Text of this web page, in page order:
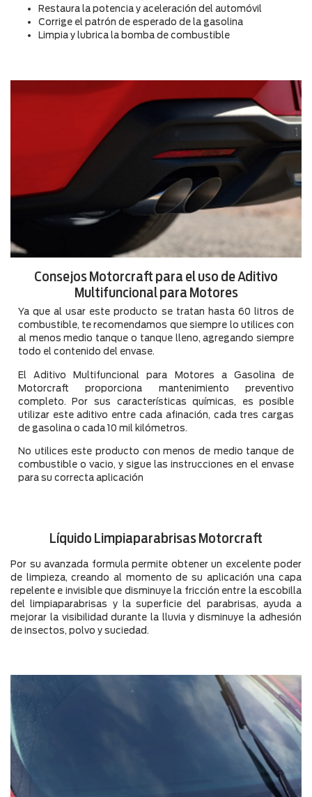
Restaura la potencia y aceleración del automóvil
Corrige el patrón de esperado de la gasolina
Limpia y lubrica la bomba de combustible
Consejos Motorcraft para el uso de Aditivo
Multifuncional para Motores
Ya que al usar este producto se tratan hasta 60 litros de
combustible, te recomendamos que siempre lo utilices con
al menos medio tanque o tanque lleno, agregando siempre
todo el contenido del envase.
El Aditivo Multifuncional para Motores a Gasolina de
Motorcraft proporciona mantenimiento preventivo
completo. Por sus características químicas, es posible
utilizar este aditivo entre cada afinación, cada tres cargas
de gasolina o cada 10 mil kilómetros.
No utilices este producto con menos de medio tanque de
combustible o vacio, y sigue las instrucciones en el envase
para su correcta aplicación
Líquido Limpiaparabrisas Motorcraft
Por su avanzada formula permite obtener un excelente poder
de limpieza, creando al momento de su aplicación una capa
repelente e invisible que disminuye la fricción entre la escobilla
del limpiaparabrisas y la superficie del parabrisas, ayuda a
mejorar la visibilidad durante la lluvia y disminuye la adhesión
de insectos, polvo y suciedad.